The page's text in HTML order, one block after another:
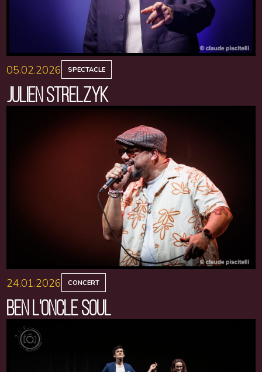
05.02.2026 SPECTACLE
JULIEN STRELZYK
24.01.2026 CONCERT
BEN L'ONCLE SOUL